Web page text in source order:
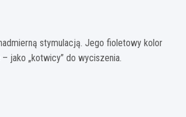
stymulacją. Jego fioletowy kolor
jako „kotwicy” do wyciszenia.